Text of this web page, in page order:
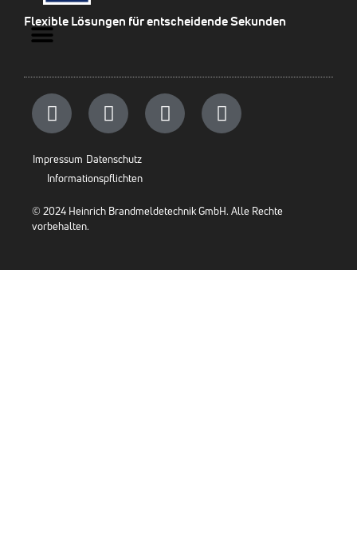
Flexible Lösungen für entscheidende Sekunden
Impressum Datenschutz
Informationspflichten
© 2024 Heinrich Brandmeldetechnik GmbH. Alle Rechte
vorbehalten.